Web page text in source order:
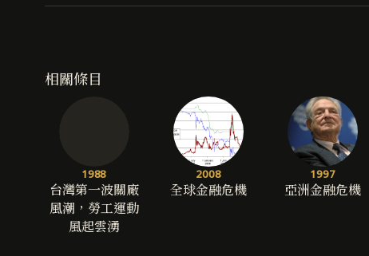
相關條目
1988
台灣第一波關廠
風潮，勞工運動
風起雲湧
2008
全球金融危機
1997
亞洲金融危機